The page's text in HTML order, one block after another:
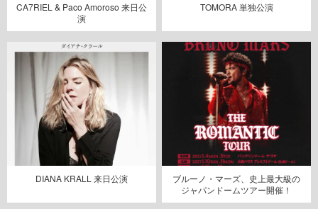
CA7RIEL & Paco Amoroso 来日公
演
TOMORA 単独公演
DIANA KRALL 来日公演
ブルーノ・マーズ、史上最大級の
ジャパンドームツアー開催！